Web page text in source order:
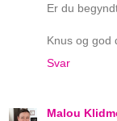
Er du
Knus og god
Svar
Malou